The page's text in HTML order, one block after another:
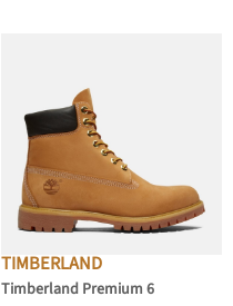
TIMBERLAND
Timberland Premium 6